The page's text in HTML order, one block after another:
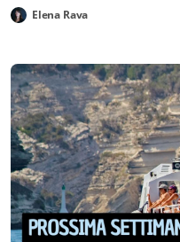
Elena Rava